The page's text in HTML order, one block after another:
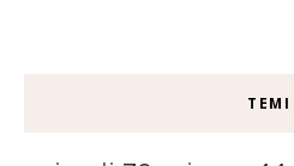
TEMI